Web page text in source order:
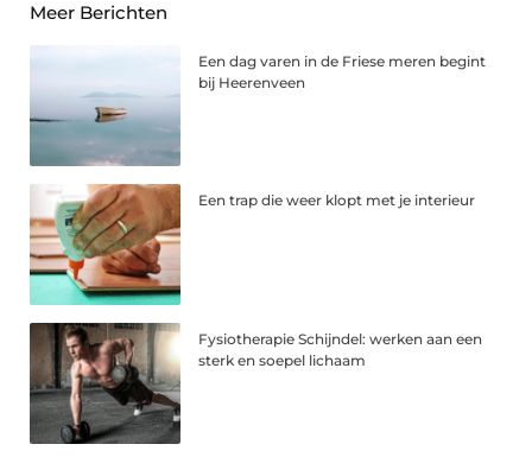
Meer Berichten
Een dag varen in de Friese meren begint
bij Heerenveen
Een trap die weer klopt met je interieur
Fysiotherapie Schijndel: werken aan een
sterk en soepel lichaam